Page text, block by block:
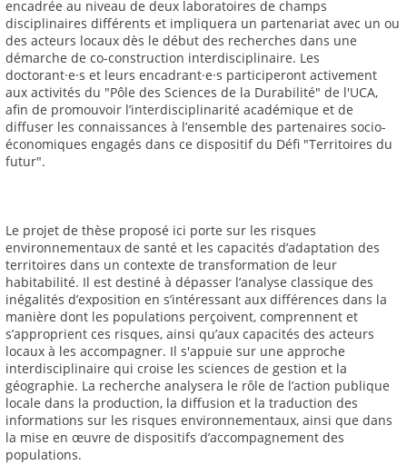
encadrée au niveau de deux laboratoires de champs
disciplinaires différents et impliquera un partenariat avec un ou
des acteurs locaux dès le début des recherches dans une
démarche de co-construction interdisciplinaire. Les
doctorant·e·s et leurs encadrant·e·s participeront activement
aux activités du "Pôle des Sciences de la Durabilité" de l'UCA,
afin de promouvoir l’interdisciplinarité académique et de
diffuser les connaissances à l’ensemble des partenaires socio-
économiques engagés dans ce dispositif du Défi "Territoires du
futur".
Le projet de thèse proposé ici porte sur les risques
environnementaux de santé et les capacités d’adaptation des
territoires dans un contexte de transformation de leur
habitabilité. Il est destiné à dépasser l’analyse classique des
inégalités d’exposition en s’intéressant aux différences dans la
manière dont les populations perçoivent, comprennent et
s’approprient ces risques, ainsi qu’aux capacités des acteurs
locaux à les accompagner. Il s'appuie sur une approche
interdisciplinaire qui croise les sciences de gestion et la
géographie. La recherche analysera le rôle de l’action publique
locale dans la production, la diffusion et la traduction des
informations sur les risques environnementaux, ainsi que dans
la mise en œuvre de dispositifs d’accompagnement des
populations.